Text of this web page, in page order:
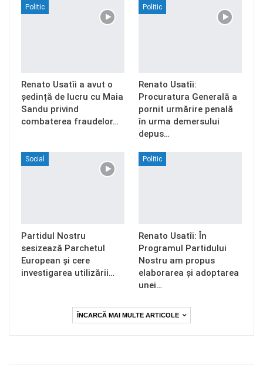
Politic
Renato Usatîi a avut o
ședință de lucru cu Maia
Sandu privind
combaterea fraudelor…
Politic
Renato Usatîi:
Procuratura Generală a
pornit urmărire penală
în urma demersului
depus…
Social
Partidul Nostru
sesizează Parchetul
European și cere
investigarea utilizării…
Politic
Renato Usatîi: În
Programul Partidului
Nostru am propus
elaborarea și adoptarea
unei…
ÎNCARCĂ MAI MULTE ARTICOLE